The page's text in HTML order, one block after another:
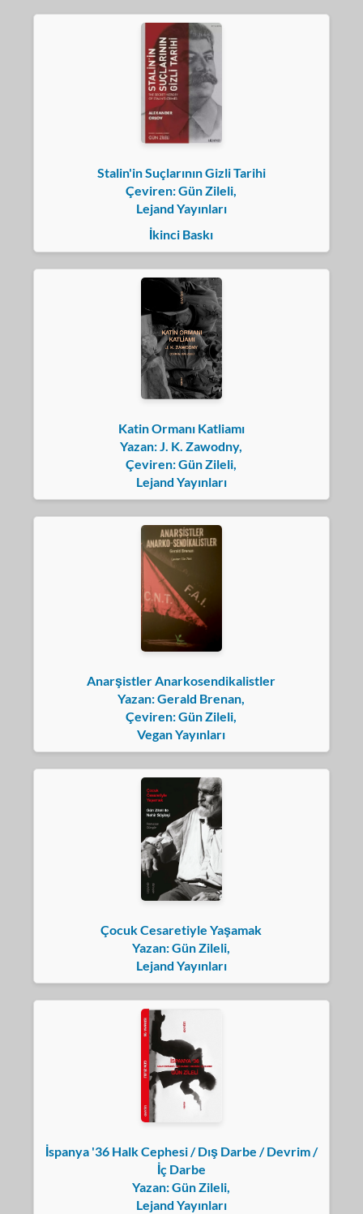
Stalin'in Suçlarının Gizli Tarihi
Çeviren: Gün Zileli,
Lejand Yayınları
İkinci Baskı
Katin Ormanı Katliamı
Yazan: J. K. Zawodny,
Çeviren: Gün Zileli,
Lejand Yayınları
Anarşistler Anarkosendikalistler
Yazan: Gerald Brenan,
Çeviren: Gün Zileli,
Vegan Yayınları
Çocuk Cesaretiyle Yaşamak
Yazan: Gün Zileli,
Lejand Yayınları
İspanya '36 Halk Cephesi / Dış Darbe / Devrim /
İç Darbe
Yazan: Gün Zileli,
Lejand Yayınları